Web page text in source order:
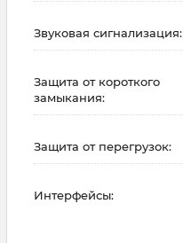
Звуковая сигнализация:
Защита от короткого
замыкания:
Защита от перегрузок:
Интерфейсы: